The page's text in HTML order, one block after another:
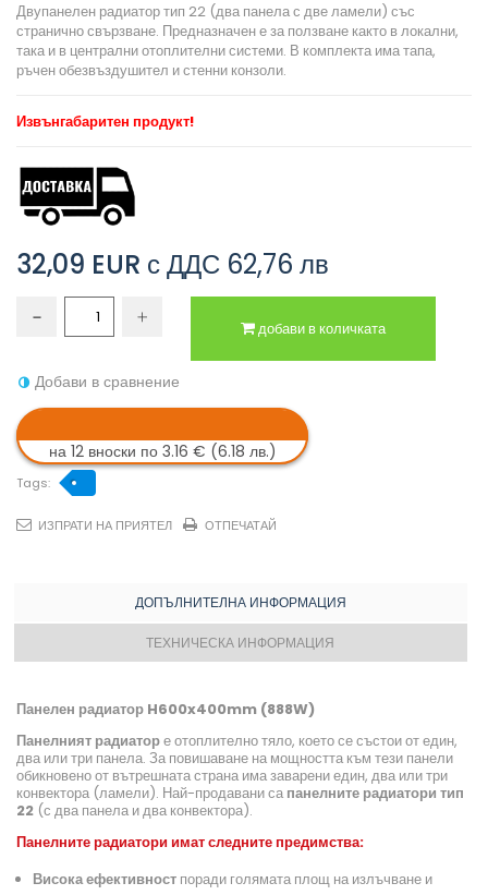
Двупанелен радиатор тип 22 (два панела с две ламели) със
странично свързване. Предназначен е за ползване както в локални,
така и в централни отоплителни системи. В комплекта има тапа,
ръчен обезвъздушител и стенни конзоли.
Извънгабаритен продукт!
32,09 EUR с ДДС 62,76 лв
добави в количката
Добави в сравнение
на 12 вноски по 3.16 € (6.18 лв.)
Tags:
ИЗПРАТИ НА ПРИЯТЕЛ ОТПЕЧАТАЙ
ДОПЪЛНИТЕЛНА ИНФОРМАЦИЯ
ТЕХНИЧЕСКА ИНФОРМАЦИЯ
Панелен радиатор H600x400mm (888W)
Панелният радиаторе отоплително тяло, което се състои от един,
два или три панела. За повишаване на мощността към тези панели
обикновено от вътрешната страна има заварени един, два или три
конвектора (ламели). Най-продавани са панелните радиатори тип
22 (с два панела и два конвектора).
Панелните радиатори имат следните предимства:
Висока ефективност поради голямата площ на излъчване и